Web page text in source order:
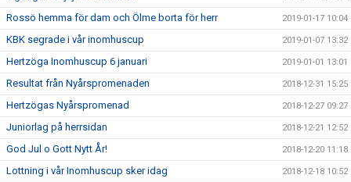
Rossö hemma för dam och Ölme borta för herr 2019-01-17 10:04
KBK segrade i vår inomhuscup 2019-01-07 13:32
Hertzöga Inomhuscup 6 januari 2019-01-01 13:01
Resultat från Nyårspromenaden 2018-12-31 15:25
Hertzögas Nyårspromenad 2018-12-27 09:27
Juniorlag på herrsidan 2018-12-21 12:52
God Jul o Gott Nytt År! 2018-12-20 11:18
Lottning i vår Inomhuscup sker idag 2018-12-18 10:52